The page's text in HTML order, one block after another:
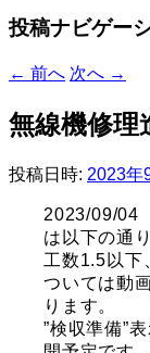
投稿ナビゲー
← 前へ 次へ →
無線機修理
投稿日時: 2023年
2023/09/04
は以下の通
工数1.5以下
ついては動
ります。
”検収準備”